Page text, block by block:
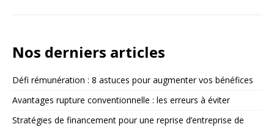
Nos derniers articles
Défi rémunération : 8 astuces pour augmenter vos bénéfices
Avantages rupture conventionnelle : les erreurs à éviter
Stratégies de financement pour une reprise d’entreprise de